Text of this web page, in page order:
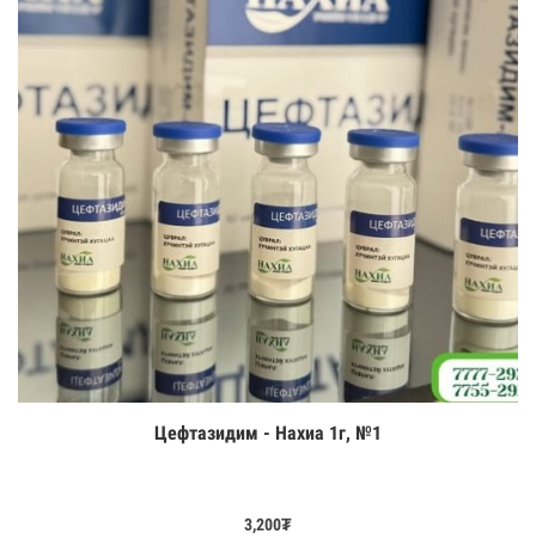
Цааш үзэх
Цефтазидим - Нахиа 1г, №1
3,200₮